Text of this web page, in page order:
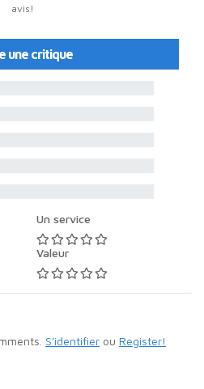
avis!
une critique
Un service
Valeur
S'identifier ou Register!